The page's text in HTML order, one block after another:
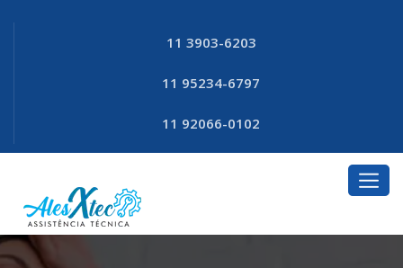
11 3903-6203
11 95234-6797
11 92066-0102